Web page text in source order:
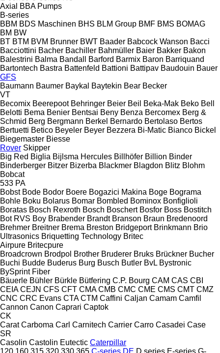
Axial
BBA Pumps
B-series
BBM BDS Maschinen BHS BLM Group BMF BMS BOMAG
BM BW
BT BTM BVM Brunner BWT Baader Babcock Wanson Bacci
Bacciottini Bacher Bachiller Bahmüller Baier Bakker Bakon
Balestrini Balma Bandall Barford Barmix Baron Barriquand
Bartontech Bastra Battenfeld Battioni Battipav Baudouin Bauer
GFS
Baumann Baumer Baykal Baytekin Bear Becker
VT
Becomix Beerepoot Behringer Beier Beil Beka-Mak Beko Bell
Belotti Bema Benier Bentsai Beny Benza Bercomex Berg &
Schmid Berg Bergmann Berkel Bernardo Bertolaso Bertos
Bertuetti Betico Beyeler Beyer Bezzera Bi-Matic Bianco Bickel
Biegemaster Biesse
Rover Skipper
Big Red Biglia Bijlsma Hercules Billhöfer Billion Binder
Binderberger Bitzer Bizerba Blackmer Blagdon Blitz Blohm
Bobcat
533 PA
Bobst Bode Bodor Boere Bogazici Makina Boge Bograma
Bohle Boku Bolarus Bomar Bombled Bominox Bonfiglioli
Boratas Bosch Rexroth Bosch Boschert Bosfor Boss Bostitch
Bot RVS Boy Brabender Brandt Branson Braun Bredenoord
Brehmer Breitner Brema Breston Bridgeport Brinkmann Brio
Ultrasonics Briquetting Technology Britec
Airpure Britecpure
Broadcrown Brodpol Brother Bruderer Bruks Brückner Bucher
Buchi Budde Buderus Burg Busch Butler BvL Bystronic
BySprint Fiber
Bäuerle Bühler Bürkle Bütfering C.P. Bourg CAM CAS CBI
CEIA CEJN CFS CFT CMA CMB CMC CME CMS CMT CMZ
CNC CRC Evans CTA CTM Caffini Caljan Camam Camfil
Cannon Canon Caprari Captok
CK
Carat Carboma Carl Carnitech Carrier Carro Casadei Case
SR
Casolin Castolin Eutectic Caterpillar
120 160 315 320 330 365 C-series DE D series E-series G-